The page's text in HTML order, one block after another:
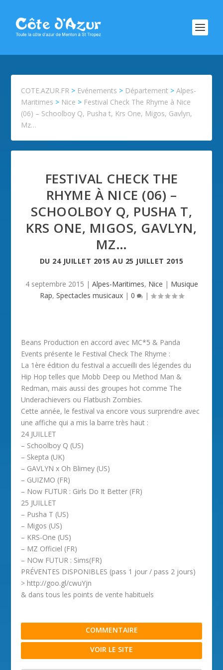
COTE.AZUR.FR > Evénements > Département >Alpes-
Maritimes > Nice > Festival Check The Rhyme à Nice
(06) – Schoolboy Q, Pusha t, Krs One, Migos, Gavlyn,
Mz…
FESTIVAL CHECK THE
RHYME À NICE (06) –
SCHOOLBOY Q, PUSHA T,
KRS ONE, MIGOS, GAVLYN,
MZ…
DU 24 JUILLET 2015 AU 25 JUILLET 2015
4 septembre 2015 | Alpes-Maritimes, Nice | Musique
Rap, Spectacles musicaux| 0 |
Beans Production en accord avec MC*5 & Panda
Events présente le Festival Check The Rhyme :
La 1ère édition du festival a accueilli des légendes du
Hip Hop telles que Mobb Deep ou Method Man &
Redman, mais aussi des groupes hot comme The
Underachievers ou Flatbush Zombies.
Cette année, le festival va encore vous surprendre avec
une affiche qui a mis la barre très haut :
24 JUILLET
– Schoolboy Q (US)
– Skepta (UK)
– GAVLYN x Oh Blimey (US)
– GUIZMO (FR)
– Now FUTUR : Girls Do It Better (FR)
25 JUILLET
– Pusha T (US)
– Migos (US)
– KRS-One (US)
– MZ Officiel (FR)
– NOw FUTUR : Sims(FR)
PRÉVENTES DISPONIBLES (pass 1 jour / pass 2 jours)
> http://goo.gl/cwuYjn
& dans tous les points de vente habituels
COMMENTAIRE
VOIR LE SITE